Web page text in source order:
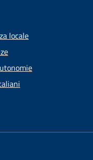
locale